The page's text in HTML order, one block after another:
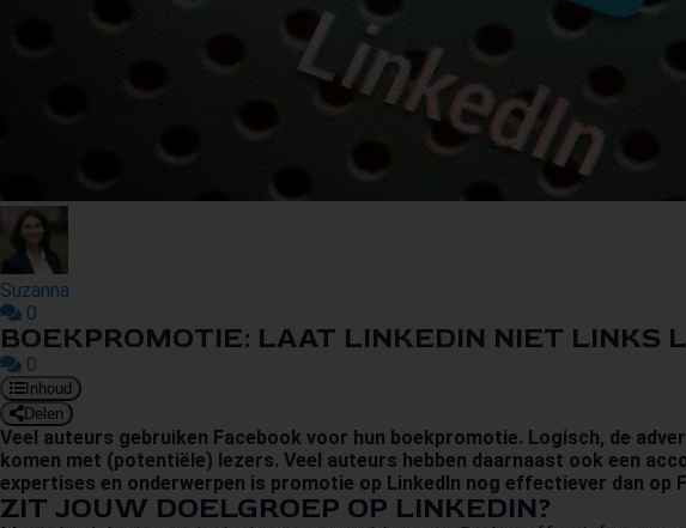
Suzanna
0
BOEKPROMOTIE: LAAT LINKEDIN NIET LINKS
0
Inhoud
Delen
Veel auteurs gebruiken Facebook voor hun boekpromotie. Logisch, de
komen met (potentiële) lezers. Veel auteurs hebben daarnaast ook een
expertises en onderwerpen is promotie op LinkedIn nog effectiever dan op
ZIT JOUW DOELGROEP OP LINKEDIN?